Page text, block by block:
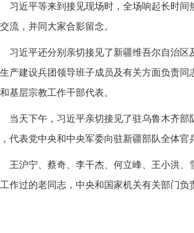
习近平等来到接见现场时，全场响起长时
流，并同大家合影留念。
习近平还分别亲切接见了新疆维吾尔自治
产建设兵团领导班子成员及有关方面负责
基层宗教工作干部代表。
当天下午，习近平亲切接见了驻乌鲁木齐
代表党中央和中央军委向驻新疆部队全体官
王沪宁、蔡奇、李干杰、何立峰、王小洪
作过的老同志，中央和国家机关有关部门负